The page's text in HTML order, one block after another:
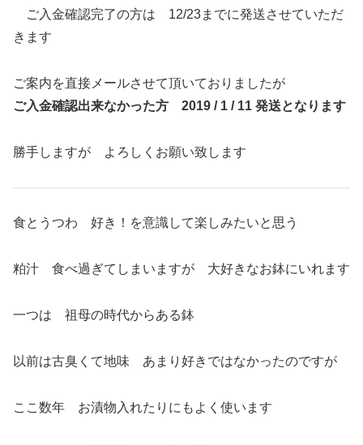
ご入金確認完了の方は 12/23までに発送させていただ
きます
ご案内を直接メールさせて頂いておりましたが
ご入金確認出来なかった方 2019 / 1 / 11 発送となります
勝手しますが よろしくお願い致します
食とうつわ 好き！を意識して楽しみたいと思う
粕汁 食べ過ぎてしまいますが 大好きなお鉢にいれます
一つは 祖母の時代からある鉢
以前は古臭くて地味 あまり好きではなかったのですが
ここ数年 お漬物入れたりにもよく使います